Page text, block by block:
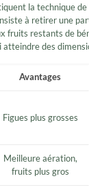
la technique de
à retirer une
fruits restants de
atteindre des
Avantages
Figues plus grosses
Meilleure aération,
fruits plus gros